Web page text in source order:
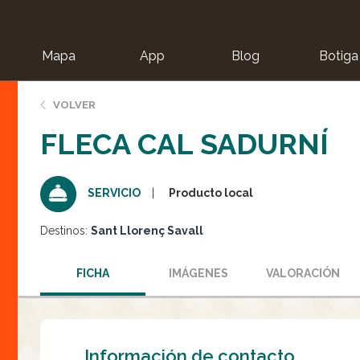
Mapa App Blog Botiga
VOLVER
FLECA CAL SADURNÍ
SERVICIO Producto local
Destinos: Sant Llorenç Savall
FICHA IMÁGENES VALORACIÓN